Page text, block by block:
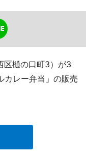
区樋の口町3）が3
カレー弁当」の販売